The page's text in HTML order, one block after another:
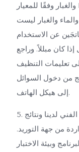
والغبار وفقًا للمعيار IEC 60529، وتم اختباره في ظروف بيئة
والغبار ليست
عن الاستخدام
كان مبللاً. وراجع
تعليمات التنظيف
من دخول السوائل
إلى هيكل الهاتف.
5. تعتمد كل البيانات على معلمات التصميم الفني لدينا ونتائج
من جهة التوريد.
وبيئة الاختبار